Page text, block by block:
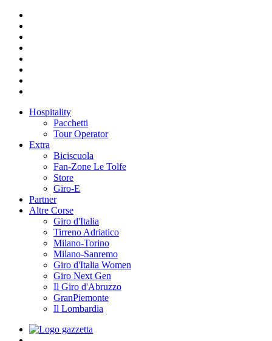
Hospitality
Pacchetti
Tour Operator
Extra
Biciscuola
Fan-Zone Le Tolfe
Store
Giro-E
Partner
Altre Corse
Giro d'Italia
Tirreno Adriatico
Milano-Torino
Milano-Sanremo
Giro d'Italia Women
Giro Next Gen
Il Giro d'Abruzzo
GranPiemonte
Il Lombardia